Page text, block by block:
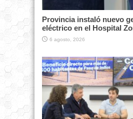
Provincia instaló nuevo
eléctrico en el Hospital
6 agosto, 2026